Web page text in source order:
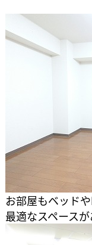
お部屋もベッド
最適なスペースが